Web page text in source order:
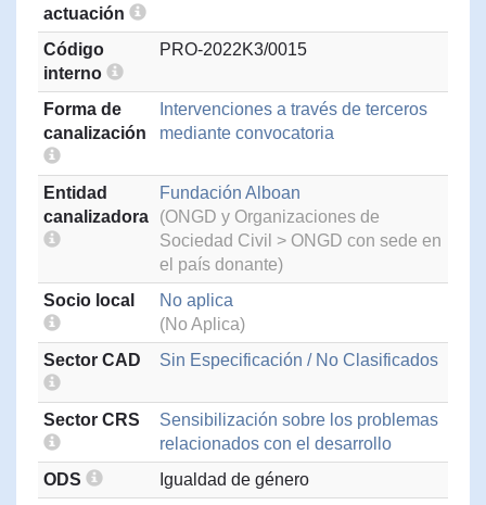
actuación
Código
interno
PRO-2022K3/0015
Forma de
canalización
Intervenciones a través de terceros
mediante convocatoria
Entidad
canalizadora
Fundación Alboan
(ONGD y Organizaciones de
Sociedad Civil > ONGD con sede en
el país donante)
Socio local
No aplica
(No Aplica)
Sector CAD
Sin Especificación / No Clasificados
Sector CRS
Sensibilización sobre los problemas
relacionados con el desarrollo
ODS
Igualdad de género